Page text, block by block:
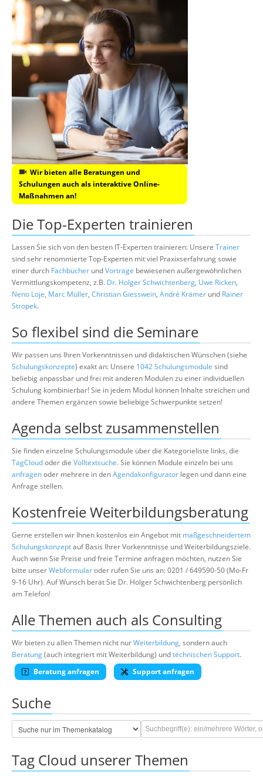
Wir bieten alle Beratungen und
Schulungen auch als interaktive Online-
Maßnahmen an!
Die Top-Experten trainieren
Lassen Sie sich von den besten IT-Experten trainieren: Unsere Trainer
sind sehr renommierte Top-Experten mit viel Praxixserfahrung sowie
einer durch Fachbücher undVorträge bewiesenen außergewöhnlichen
Vermittlungskompetenz, z.B. Dr. Holger Schwichtenberg, Uwe Ricken,
Neno Loje, Marc Müller, Christian Giesswein, André Krämer und Rainer
Stropek.
So flexibel sind die Seminare
Wir passen uns Ihren Vorkenntnissen und didaktischen Wünschen (siehe
Schulungskonzepte) exakt an: Unsere 1042 Schulungsmodule sind
beliebig anpassbar und frei mit anderen Modulen zu einer individuellen
Schulung kombinierbar! Sie in jedem Modul können Inhalte streichen und
andere Themen ergänzen sowie beliebige Schwerpunkte setzen!
Agenda selbst zusammenstellen
Sie finden einzelne Schulungsmodule über die Kategorieliste links, die
TagCloudoder die Volltextsuche. Sie können Module einzeln bei uns
anfragenoder mehrere in denAgendakonfigurator legen und dann eine
Anfrage stellen.
Kostenfreie Weiterbildungsberatung
Gerne erstellen wir Ihnen kostenlos ein Angebot mit maßgeschneidertem
Schulungskonzeptauf Basis Ihrer Vorkenntnisse und Weiterbildungsziele.
Auch wenn Sie Preise und freie Termine anfragen möchten, nutzen Sie
bitte unserWebformularoder rufen Sie uns an: 0201 / 649590-50 (Mo-Fr
9-16 Uhr). Auf Wunsch berät Sie Dr. Holger Schwichtenberg persönlich
am Telefon!
Alle Themen auch als Consulting
Wir bieten zu allen Themen nicht nurWeiterbildung, sondern auch
Beratung(auch integriert mit Weiterbildung) undtechnischen Support.
Beratung anfragen
Support anfragen
Suche
Tag Cloud unserer Themen